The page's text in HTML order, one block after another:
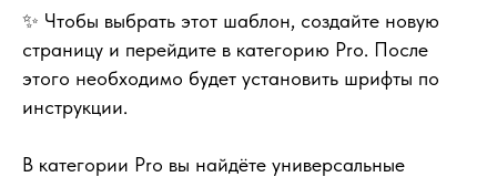
✨ Чтобы выбрать этот шаблон, создайте новую
страницу и перейдите в категорию Pro. После
этого необходимо будет установить шрифты по
инструкции.
В категории Pro вы найдёте универсальные